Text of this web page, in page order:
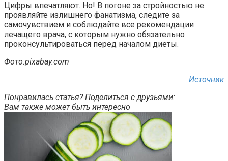
Цифры впечатляют. Но! В погоне за стройностью не
проявляйте излишнего фанатизма, следите за
самочувствием и соблюдайте все рекомендации
лечащего врача, с которым нужно обязательно
проконсультироваться перед началом диеты.
Фото:pixabay.com
Источник
Понравилась статья? Поделиться с друзьями:
Вам также может быть интересно